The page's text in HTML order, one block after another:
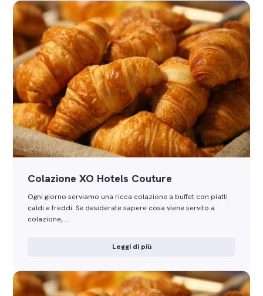
Colazione XO Hotels Couture
Ogni giorno serviamo una ricca colazione a buffet con piatti
caldi e freddi. Se desiderate sapere cosa viene servito a
colazione, …
Leggi di più